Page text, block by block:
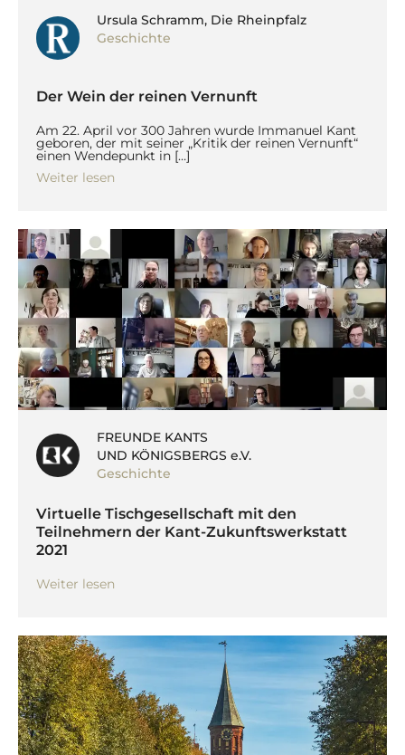
Ursula Schramm, Die Rheinpfalz
Geschichte
Der Wein der reinen Vernunft
Am 22. April vor 300 Jahren wurde Immanuel Kant
geboren, der mit seiner „Kritik der reinen Vernunft“
einen Wendepunkt in […]
Weiter lesen
FREUNDE KANTS
UND KÖNIGSBERGS e.V.
Geschichte
Virtuelle Tischgesellschaft mit den
Teilnehmern der Kant-Zukunftswerkstatt
2021
Weiter lesen